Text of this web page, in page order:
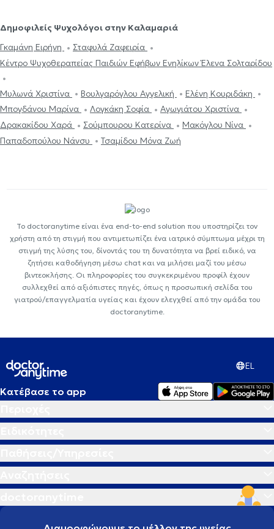
Δημοφιλείς Ψυχολόγοι στην Καλαμαριά
Γκαμάνη Ειρήνη
Σταφυλά Ζαφειρία
Κέντρο Ψυχοθεραπείας Παιδιών Εφήβων Ενηλίκων Έλενα Σολταρίδου
Μυλωνά Χριστίνα Βουλγαρόγλου Αγγελική
Ελένη Κουριδάκη
Μπογδάνου Μαρίνα
Λογκάκη Σοφία
Αγωγιάτου Χριστίνα
Δρακακίδου Χαρά
Σούμπουρου Κατερίνα
Μακόγλου Νίνα
Παπαδοπούλου Νάνσυ
Τσαμίδου Μόνα Ζωή
Το doctoranytime είναι ένα end-to-end solution που υποστηρίζει τον
χρήστη από τη στιγμή που αντιμετωπίζει ένα ιατρικό σύμπτωμα μέχρι τη
στιγμή της λύσης του, δίνοντάς του τη δυνατότητα να βρεί ειδικό, να
ζητήσει καθοδήγηση μέσω chat και να μιλήσει μαζί του μέσω
βιντεοκλήσης. Οι πληροφορίες του συγκεκριμένου προφίλ έχουν
συλλεχθεί από αξιόπιστες πηγές, όπως η προσωπική σελίδα του
γιατρού/επαγγελματία υγείας και έχουν ελεγχθεί από την ομάδα του
doctoranytime.
EL
Κατέβασε το app